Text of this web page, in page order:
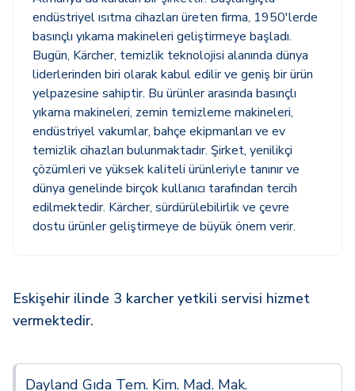
endüstriyel ısıtma cihazları üreten firma, 1950'lerde
basınçlı yıkama makineleri geliştirmeye başladı.
Bugün, Kärcher, temizlik teknolojisi alanında dünya
liderlerinden biri olarak kabul edilir ve geniş bir ürün
yelpazesine sahiptir. Bu ürünler arasında basınçlı
yıkama makineleri, zemin temizleme makineleri,
endüstriyel vakumlar, bahçe ekipmanları ve ev
temizlik cihazları bulunmaktadır. Şirket, yenilikçi
çözümleri ve yüksek kaliteli ürünleriyle tanınır ve
dünya genelinde birçok kullanıcı tarafından tercih
edilmektedir. Kärcher, sürdürülebilirlik ve çevre
dostu ürünler geliştirmeye de büyük önem verir.
Eskişehir ilinde 3 karcher yetkili servisi hizmet
vermektedir.
Dayland Gıda Tem. Kim. Mad. Mak.